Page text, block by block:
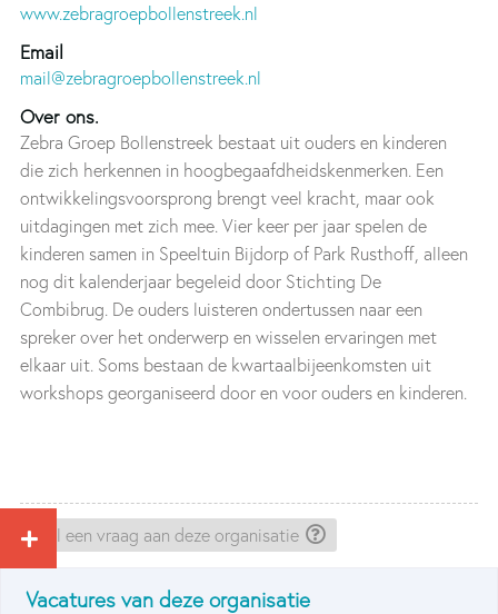
www.zebragroepbollenstreek.nl
Email
mail@zebragroepbollenstreek.nl
Over ons.
Zebra Groep Bollenstreek bestaat uit ouders en kinderen
die zich herkennen in hoogbegaafdheidskenmerken. Een
ontwikkelingsvoorsprong brengt veel kracht, maar ook
uitdagingen met zich mee. Vier keer per jaar spelen de
kinderen samen in Speeltuin Bijdorp of Park Rusthoff, alleen
nog dit kalenderjaar begeleid door Stichting De
Combibrug. De ouders luisteren ondertussen naar een
spreker over het onderwerp en wisselen ervaringen met
elkaar uit. Soms bestaan de kwartaalbijeenkomsten uit
workshops georganiseerd door en voor ouders en kinderen.
Stel een vraag aan deze organisatie
Vacatures van deze organisatie